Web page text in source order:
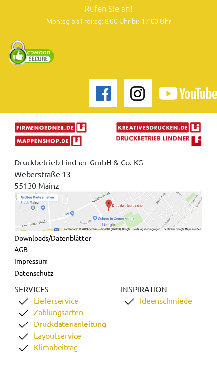
Rufen Sie an!
Montag bis Freitag: 8.00 Uhr bis 17.00 Uhr
Druckbetrieb Lindner GmbH & Co. KG
Weberstraße 13
55130 Mainz
Downloads/Datenblätter
AGB
Impressum
Datenschutz
SERVICES
Lieferservice
Zahlungsarten
Druckdatenanleitung
Layoutservice
Klimabeitrag
INSPIRATION
Ideenschmiede